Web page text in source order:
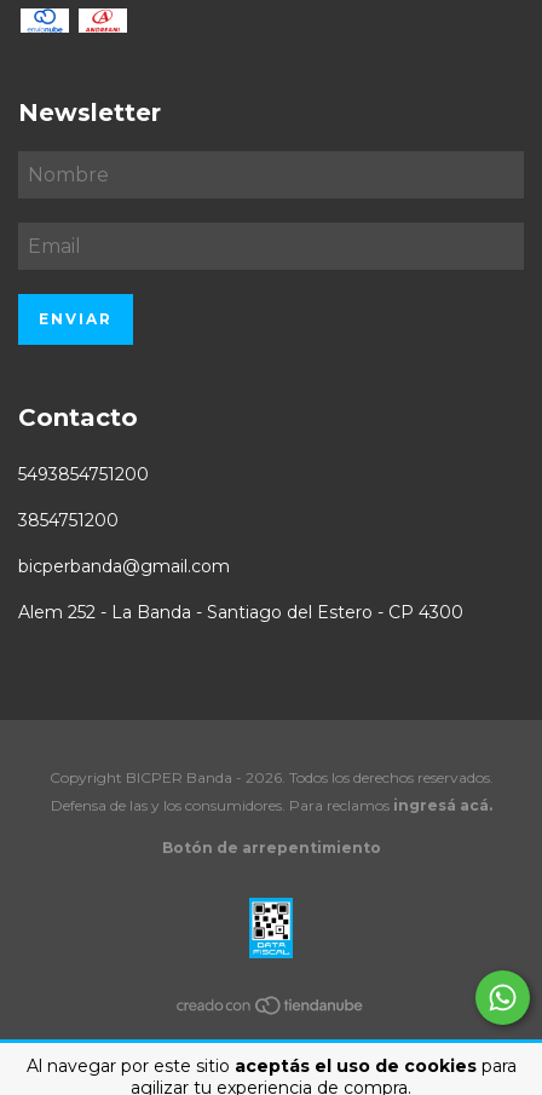
Al navegar por este sitio aceptás el uso de cookiespara
agilizar tu experiencia de compra.
Newsletter
Contacto
5493854751200
3854751200
bicperbanda@gmail.com
Alem 252 - La Banda - Santiago del Estero - CP 4300
Copyright BICPER Banda - 2026. Todos los derechos reservados.
Defensa de las y los consumidores. Para reclamos ingresá acá.
Botón de arrepentimiento